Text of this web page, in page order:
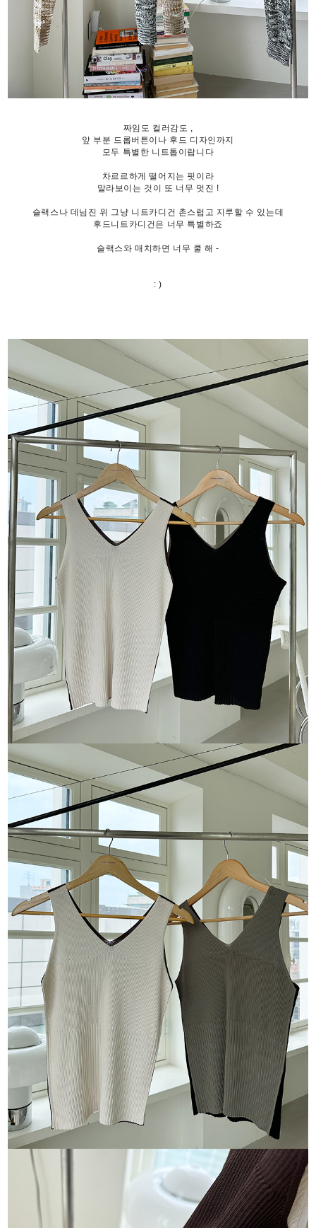
짜임도 컬러감도 ,
앞 부분 드롭버튼이나 후드 디자인까지
모두 특별한 니트톱이랍니다
차르르하게 떨어지는 핏이라
말라보이는 것이 또 너무 멋진 !
슬랙스나 데님진 위 그냥 니트카디건 촌스럽고 지루할 수 있는데
후드니트카디건은 너무 특별하죠
슬랙스와 매치하면 너무 쿨 해 -
: )